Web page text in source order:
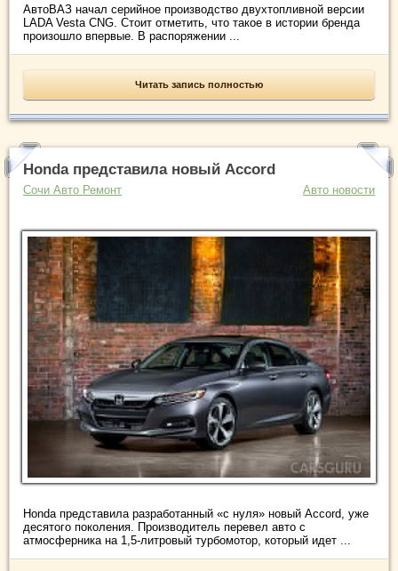
АвтоВАЗ начал серийное производство двухтопливной версии
LADA Vesta CNG. Стоит отметить, что такое в истории бренда
произошло впервые. В распоряжении ...
Читать запись полностью
Honda представила новый Accord
Сочи Авто Ремонт Авто новости
Honda представила разработанный «с нуля» новый Accord, уже
десятого поколения. Производитель перевел авто с
атмосферника на 1,5-литровый турбомотор, который идет ...